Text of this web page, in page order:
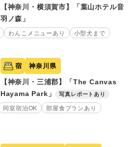
【神奈川・横須賀市】「葉山ホテル音
羽ノ森」
わんこメニューあり 小型犬まで
宿 神奈川県
【神奈川・三浦郡】「The Canvas
Hayama Park」
写真レポートあり
同室宿泊OK
部屋食プランあり